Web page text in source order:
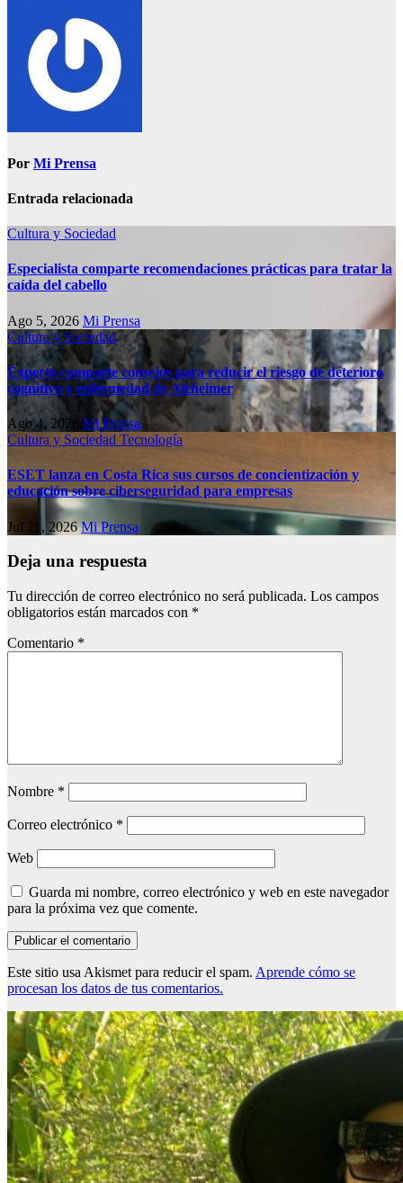
Por Mi Prensa
Entrada relacionada
Cultura y Sociedad
Especialista comparte recomendaciones prácticas para tratar la
caída del cabello
Ago 5, 2026 Mi Prensa
Cultura y Sociedad
Experto comparte consejos para reducir el riesgo de deterioro
cognitivo у enfermedad de Alzheimer
Ago 4, 2026 Mi Prensa
Cultura y Sociedad Tecnología
ESET lanza en Costa Rica sus cursos de concientización y
educación sobre ciberseguridad para empresas
Jul 21, 2026Mi Prensa
Deja una respuesta
Tu dirección de correo electrónico no será publicada. Los campos
obligatorios están marcados con *
Comentario *
Nombre *
Correo electrónico *
Web
Guarda mi nombre, correo electrónico y web en este navegador
para la próxima vez que comente.
Este sitio usa Akismet para reducir el spam. Aprende cómo se
procesan los datos de tus comentarios.